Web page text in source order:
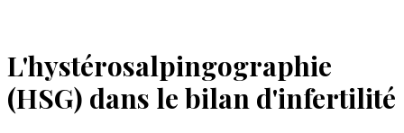
L'hystérosalpingographie
(HSG) dans le bilan d'infertilité